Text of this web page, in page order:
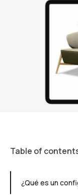
Table of
¿Qué es un